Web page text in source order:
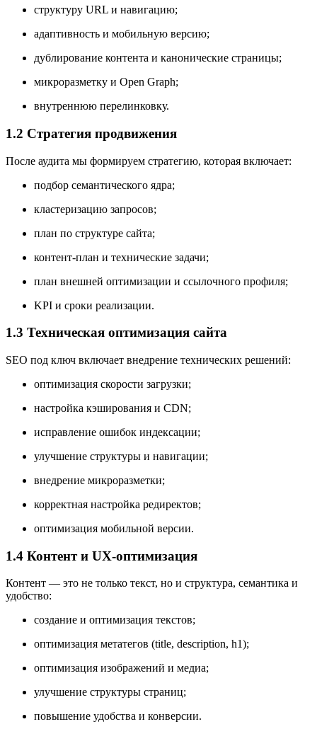
структуру URL и навигацию;
адаптивность и мобильную версию;
дублирование контента и канонические страницы;
микроразметку и Open Graph;
внутреннюю перелинковку.
1.2 Стратегия продвижения
После аудита мы формируем стратегию, которая включает:
подбор семантического ядра;
кластеризацию запросов;
план по структуре сайта;
контент-план и технические задачи;
план внешней оптимизации и ссылочного профиля;
KPI и сроки реализации.
1.3 Техническая оптимизация сайта
SEO под ключ включает внедрение технических решений:
оптимизация скорости загрузки;
настройка кэширования и CDN;
исправление ошибок индексации;
улучшение структуры и навигации;
внедрение микроразметки;
корректная настройка редиректов;
оптимизация мобильной версии.
1.4 Контент и UX-оптимизация
Контент — это не только текст, но и структура, семантика и
удобство:
создание и оптимизация текстов;
оптимизация метатегов (title, description, h1);
оптимизация изображений и медиа;
улучшение структуры страниц;
повышение удобства и конверсии.